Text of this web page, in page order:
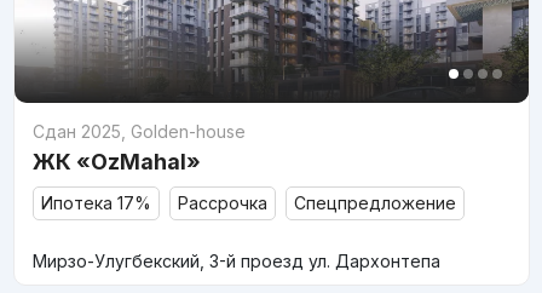
Сдан 2025 Golden-house
ЖК «OzMahal»
Ипотека 17% Рассрочка Спецпредложение
Мирзо-Улугбекский, 3-й проезд ул. Дархонтепа